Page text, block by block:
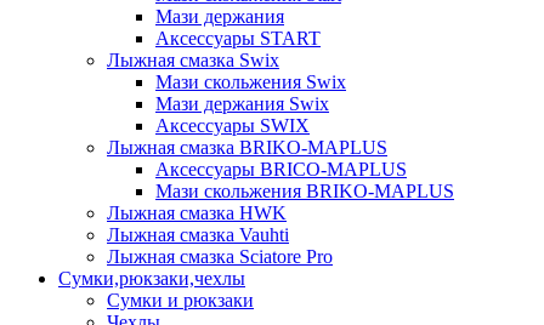
Мази держания
Аксессуары START
Лыжная смазка Swix
Мази скольжения Swix
Мази держания Swix
Аксессуары SWIX
Лыжная смазка BRIKO-MAPLUS
Аксессуары BRICO-MAPLUS
Мази скольжения BRIKO-MAPLUS
Лыжная смазка HWK
Лыжная смазка Vauhti
Лыжная смазка Sciatore Pro
Сумки,рюкзаки,чехлы
Сумки и рюкзаки